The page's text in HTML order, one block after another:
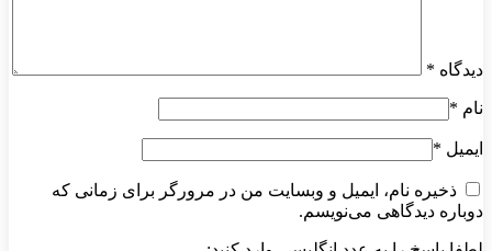
دیدگاه *
نام *
ایمیل *
ذخیره نام، ایمیل و وبسایت من در مرورگر برای زمانی که
دوباره دیدگاهی می‌نویسم.